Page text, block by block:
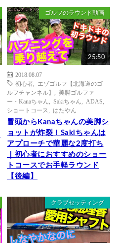
ゴルフのラウンド動画
25:50
2018.08.07
初心者
エゾゴルフ【北海道のゴ
ルフチャンネル】
美脚ゴルファ
ー・Kanaちゃん
Sakiちゃん ADAS
ショートコース
はたやん
冒頭からKanaちゃんの美脚シ
ョットが炸裂！Sakiちゃんは
アプローチで華麗な2度打ち
｜初心者におすすめのショー
トコースでお手軽ラウンド
【後編】
クラブセッティング